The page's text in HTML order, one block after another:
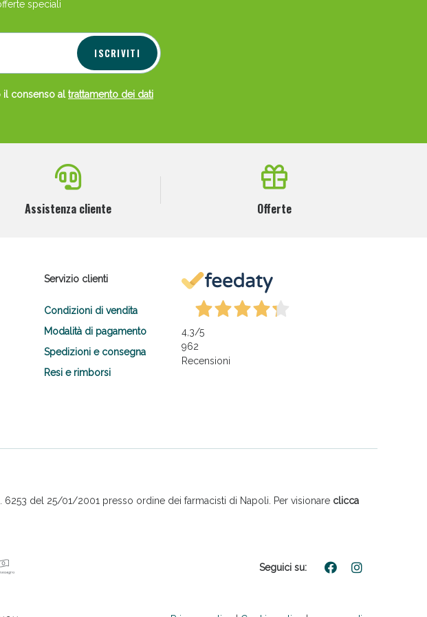
speciali
ISCRIVITI
il consenso al trattamento dei dati
Assistenza cliente Offerte
Servizio clienti
Condizioni di vendita
Modalità di pagamento
Spedizioni e consegna
Resi e rimborsi
4,3/5
962
Recensioni
6253 del 25/01/2001 presso ordine dei farmacisti di Napoli. Per visionare clicca
Seguici su: